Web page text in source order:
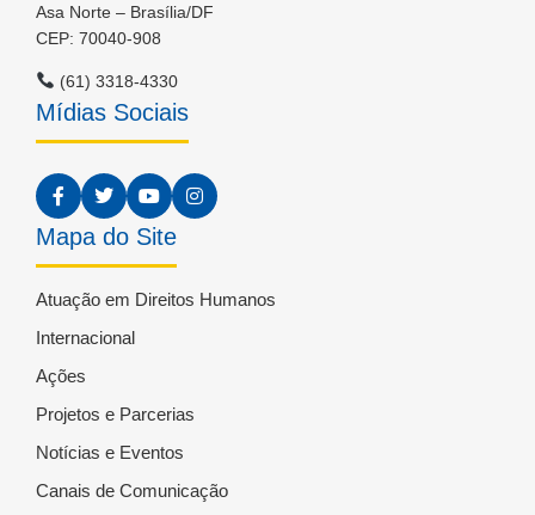
Asa Norte – Brasília/DF
CEP: 70040-908
(61) 3318-4330
Mídias Sociais
Mapa do Site
Atuação em Direitos Humanos
Internacional
Ações
Projetos e Parcerias
Notícias e Eventos
Canais de Comunicação